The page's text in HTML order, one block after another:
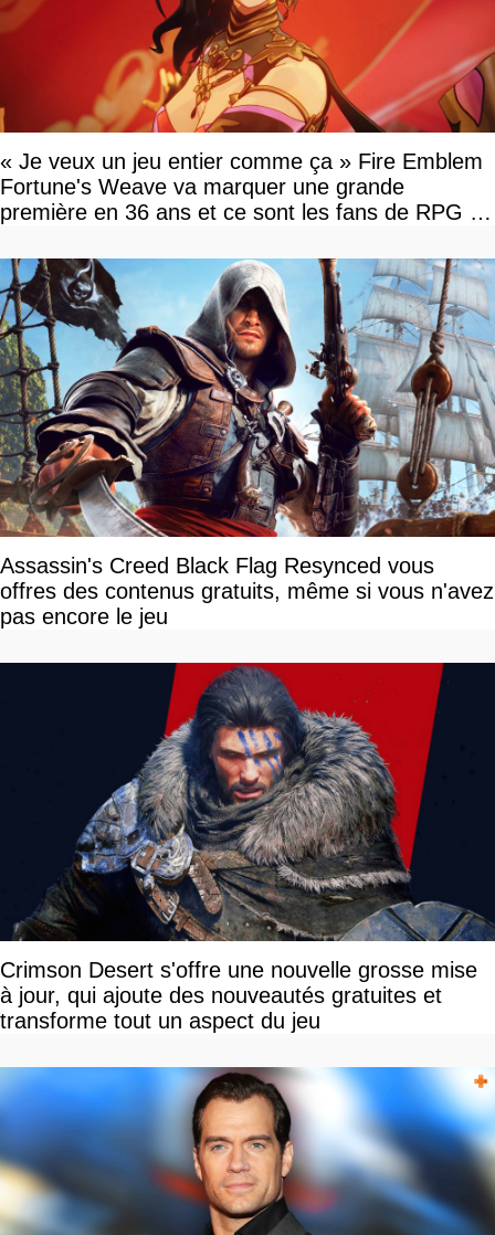
« Je veux un jeu entier comme ça » Fire Emblem
Fortune's Weave va marquer une grande
première en 36 ans et ce sont les fans de RPG en
Assassin's Creed Black Flag Resynced vous
offres des contenus gratuits, même si vous n'avez
pas encore le jeu
Crimson Desert s'offre une nouvelle grosse mise
à jour, qui ajoute des nouveautés gratuites et
transforme tout un aspect du jeu